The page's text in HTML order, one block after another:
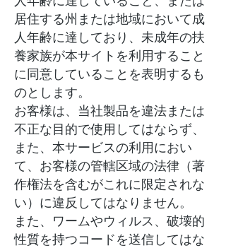
居住する州または地域において成
人年齢に達しており、未成年の扶
養家族が本サイトを利用すること
に同意していることを表明するも
のとします。
お客様は、当社製品を違法または
不正な目的で使用してはならず、
また、本サービスの利用におい
て、お客様の管轄区域の法律（著
作権法を含むがこれに限定されな
い）に違反してはなりません。
また、ワームやウィルス、破壊的
性質を持つコードを送信してはな